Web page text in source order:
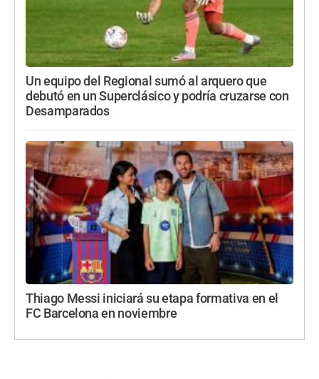
Un equipo del Regional sumó al arquero que
debutó en un Superclásico y podría cruzarse con
Desamparados
Thiago Messi iniciará su etapa formativa en el
FC Barcelona en noviembre